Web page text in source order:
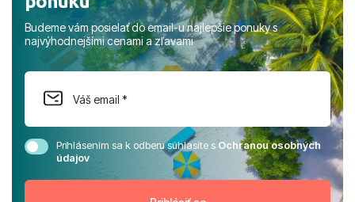
Budeme vám posielať do email-u najlepšie ponuky s
najvýhodnejšími cenami a zľavami
Prihlásením sa k odberu súhlasíte sOchranou osobných
údajov